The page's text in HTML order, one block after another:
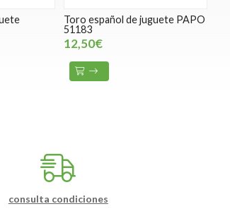
Toro español de juguete PAPO
51183
12,50€
consulta condiciones